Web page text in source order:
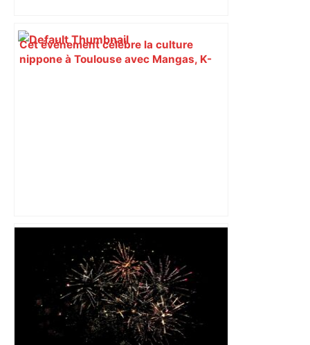
Cet événement célèbre la culture
nippone à Toulouse avec Mangas, K-
Un baume sur la plaie : l'OM a gagné à
Toulouse mais n'a pas reconquis les
coeurs – L'Équipe